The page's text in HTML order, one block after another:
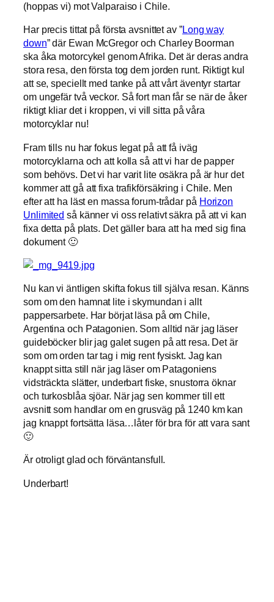
(hoppas vi) mot Valparaiso i Chile.
Har precis tittat på första avsnittet av ”Long way
down” där Ewan McGregor och Charley Boorman
ska åka motorcykel genom Afrika. Det är deras andra
stora resa, den första tog dem jorden runt. Riktigt kul
att se, speciellt med tanke på att vårt äventyr startar
om ungefär två veckor. Så fort man får se när de åker
riktigt kliar det i kroppen, vi vill sitta på våra
motorcyklar nu!
Fram tills nu har fokus legat på att få iväg
motorcyklarna och att kolla så att vi har de papper
som behövs. Det vi har varit lite osäkra på är hur det
kommer att gå att fixa trafikförsäkring i Chile. Men
efter att ha läst en massa forum-trådar på Horizon
Unlimited så känner vi oss relativt säkra på att vi kan
fixa detta på plats. Det gäller bara att ha med sig fina
dokument 🙂
Nu kan vi äntligen skifta fokus till själva resan. Känns
som om den hamnat lite i skymundan i allt
pappersarbete. Har börjat läsa på om Chile,
Argentina och Patagonien. Som alltid när jag läser
guideböcker blir jag galet sugen på att resa. Det är
som om orden tar tag i mig rent fysiskt. Jag kan
knappt sitta still när jag läser om Patagoniens
vidsträckta slätter, underbart fiske, snustorra öknar
och turkosblåa sjöar. När jag sen kommer till ett
avsnitt som handlar om en grusväg på 1240 km kan
jag knappt fortsätta läsa…låter för bra för att vara sant
🙂
Är otroligt glad och förväntansfull.
Underbart!